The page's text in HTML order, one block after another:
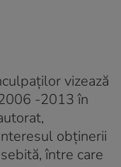
vizează
-2013 în
obținerii
între care